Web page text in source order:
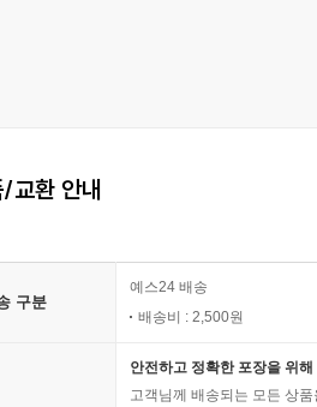
교환 안내
구분
예스24 배송
배송비 : 2,500원
안전하고 정확한 포장을 위
고객님께 배송되는 모든 상